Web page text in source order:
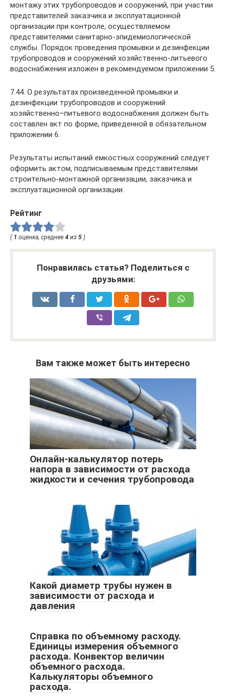
монтажу этих трубопроводов и сооружений, при участии
представителей заказчика и эксплуатационной
организации при контроле, осуществляемом
представителями санитарно-эпидемиологической
службы. Порядок проведения промывки и дезинфекции
трубопроводов и сооружений хозяйственно-литьевого
водоснабжения изложен в рекомендуемом приложении 5.
7.44. О результатах произведенной промывки и
дезинфекции трубопроводов и сооружений
хозяйственно–питьевого водоснабжения должен быть
составлен акт по форме, приведенной в обязательном
приложении 6.
Результаты испытаний емкостных сооружений следует
оформить актом, подписываемым представителями
строительно-монтажной организации, заказчика и
эксплуатационной организации.
Рейтинг
( 1 оценка, среднее 4 из 5 )
Понравилась статья? Поделиться с
друзьями:
Вам также может быть интересно
Онлайн-калькулятор потерь
напора в зависимости от расхода
жидкости и сечения трубопровода
Какой диаметр трубы нужен в
зависимости от расхода и
давления
Справка по объемному расходу.
Единицы измерения объемного
расхода. Конвектор величин
объемного расхода.
Калькуляторы объемного
расхода.